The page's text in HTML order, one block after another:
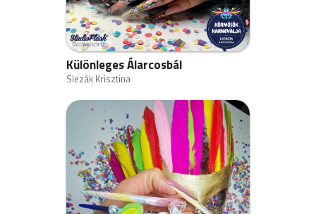
Különleges Álarcosbál
Slezák Krisztina